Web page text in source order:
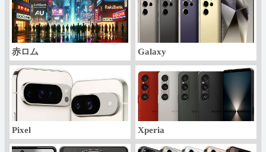
赤ロム Galaxy
Pixel Xperia